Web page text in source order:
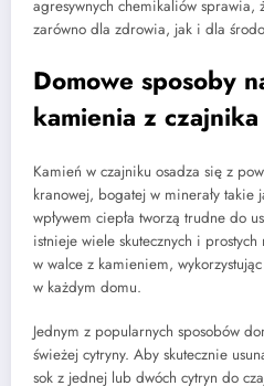
agresywnych chemikaliów sprawia,
zarówno dla zdrowia, jak i dla
Domowe sposoby
kamienia z czajnika
Kamień w czajniku osadza się z
kranowej, bogatej w minerały
wpływem ciepła tworzą trudne do
istnieje wiele skutecznych i
w walce z kamieniem,
w każdym domu.
Jednym z popularnych sposobów
świeżej cytryny. Aby skutecznie
sok z jednej lub dwóch cytryn do